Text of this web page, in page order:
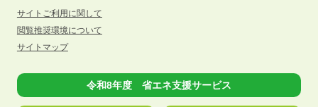
サイトご利用に関して
閲覧推奨環境について
サイトマップ
令和8年度 省エネ支援サービス